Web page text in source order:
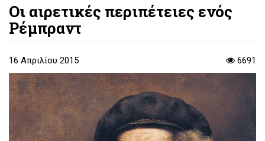
Οι αιρετικές περιπέτειες ενός
Ρέμπραντ
16 Απριλίου 2015 6691